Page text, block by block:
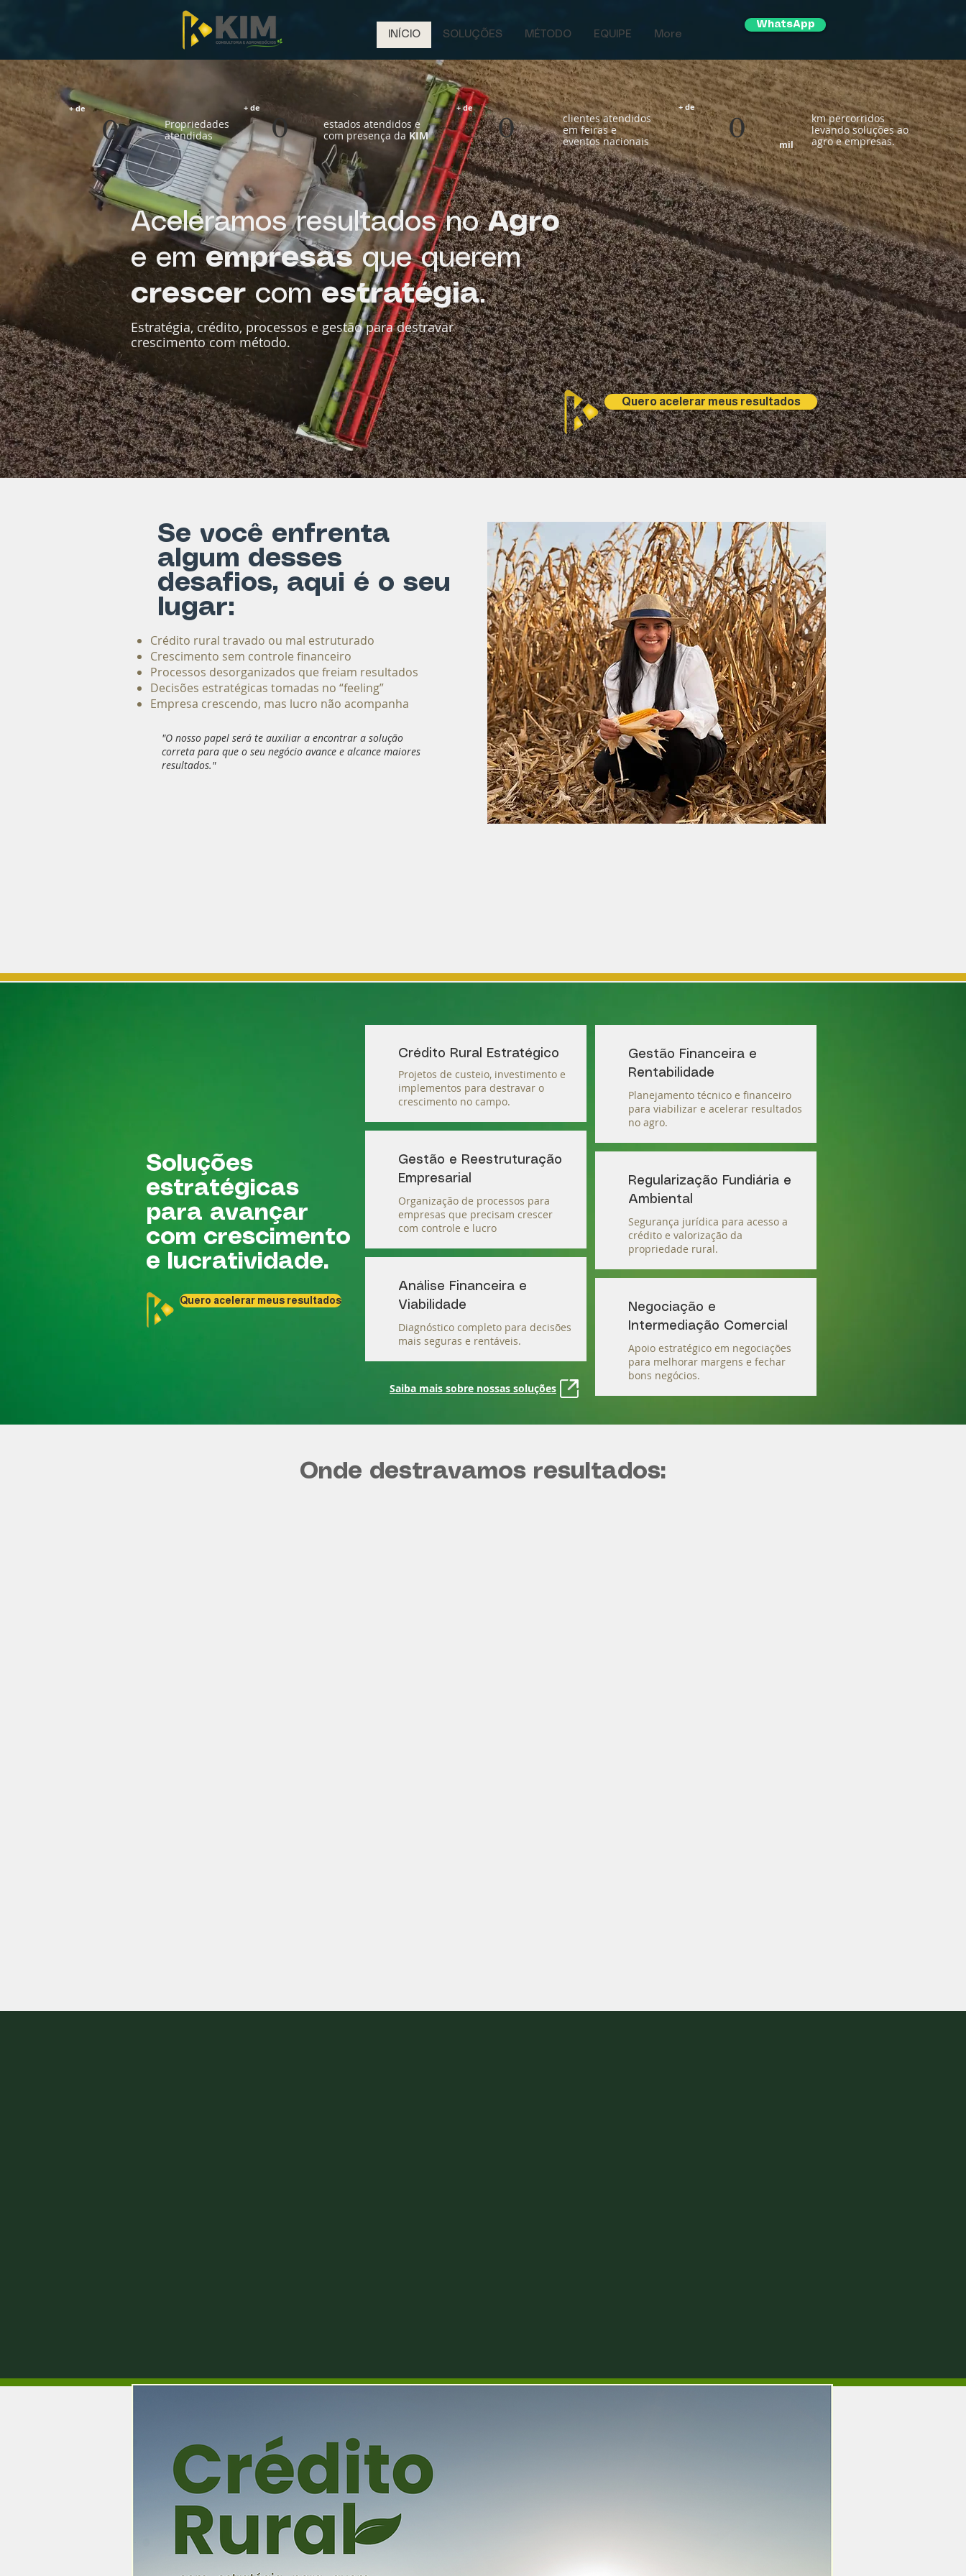
INÍCIO SOLUÇÕES MÉTODO EQUIPE More
WhatsApp
0
+ de
Propriedades
atendidas
0
+ de
estados atendidos e
com presença da KIM 0
+ de
clientes atendidos
em feiras e
eventos nacionais
0
mil
+ de
km percorridos
levando soluções ao
agro e empresas.
Aceleramos resultados noAgro
e emempresasque querem
crescer comestratégia.
Estratégia, crédito, processos e gestão para destravar
crescimento com método.
Quero acelerar meus resultados
Se você enfrenta
algum desses
desafios, aqui é o seu
lugar:
Crédito rural travado ou mal estruturado
Crescimento sem controle financeiro
Processos desorganizados que freiam resultados
Decisões estratégicas tomadas no “feeling”
Empresa crescendo, mas lucro não acompanha
"O nosso papel será te auxiliar a encontrar a solução
correta para que o seu negócio avance e alcance maiores
resultados."
Soluções
estratégicas
para avançar
com crescimento
e lucratividade.
Gestão Financeira e
Rentabilidade
Planejamento técnico e financeiro
para viabilizar e acelerar resultados
no agro.
Regularização Fundiária e
Ambiental
Segurança jurídica para acesso a
crédito e valorização da
propriedade rural.
Negociação e
Intermediação Comercial
Apoio estratégico em negociações
para melhorar margens e fechar
bons negócios.
Crédito Rural Estratégico
Projetos de custeio, investimento e
implementos para destravar o
crescimento no campo.
Gestão e Reestruturação
Empresarial
Organização de processos para
empresas que precisam crescer
com controle e lucro
Análise Financeira e
Viabilidade
Diagnóstico completo para decisões
mais seguras e rentáveis.
Quero acelerar meus resultados
Saiba mais sobre nossas soluções
Onde destravamos resultados: